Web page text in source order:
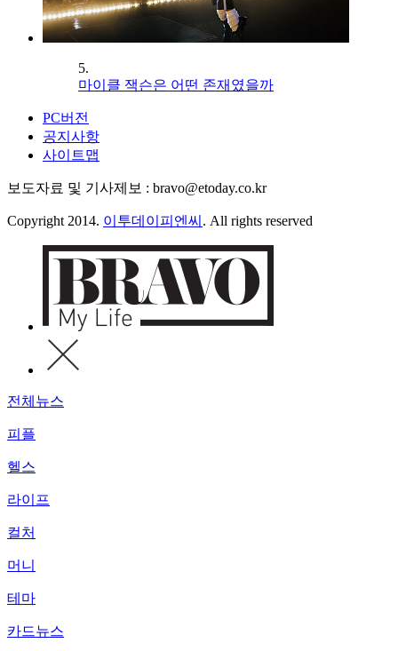
5.
마이클 잭슨은 어떤 존재였을까
PC버전
공지사항
사이트맵
보도자료 및 기사제보 : bravo@etoday.co.kr
Copyright 2014. 이투데이피엔씨 . All rights reserved
전체뉴스
피플
헬스
라이프
컬처
머니
테마
카드뉴스